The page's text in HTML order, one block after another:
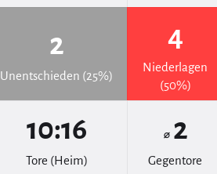
2
Unentschieden (25%)
4
Niederlagen
(50%)
10:16
Tore (Heim)
⌀ 2
Gegentore